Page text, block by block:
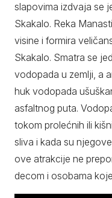
slapovima izdvaja se
Skakalo. Reka
visine i formira
Skakalo. Smatra se
vodopada u zemlji, a
huk vodopada
asfaltnog puta.
tokom prolećnih ili
sliva i kada su
ove atrakcije ne
decom i osobama